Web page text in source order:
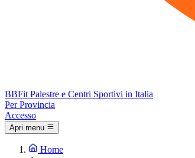
BBFit Palestre e Centri Sportivi in Italia
Per Provincia
Accesso
Apri menu
Home